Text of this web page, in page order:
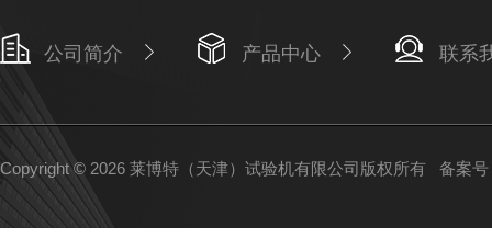
公司简介 产品中心 联系
Copyright © 2026 莱博特（天津）试验机有限公司版权所有 备案号